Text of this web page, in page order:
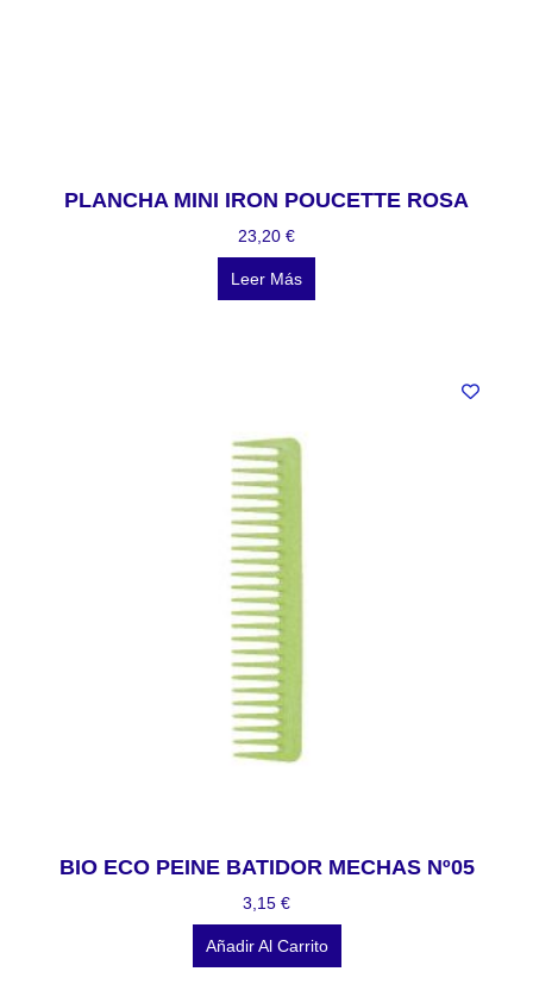
PLANCHA MINI IRON POUCETTE ROSA
23,20 €
Leer Más
BIO ECO PEINE BATIDOR MECHAS Nº05
3,15 €
Añadir Al Carrito